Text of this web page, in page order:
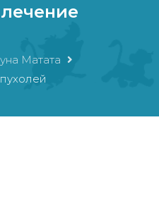
Матата